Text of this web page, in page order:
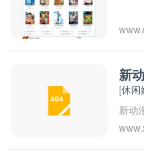
新
[休闲
新动
讯、